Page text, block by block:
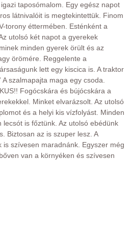
taposómalom. Egy egész napot
látnivalóit is megtekintettük. Finom
torony éttermében. Esténként a
utolsó két napot a gyerekek
minden gyerek örült és az
örömére. Reggelente a
lett egy kiscica is. A traktor
szalmapajta maga egy csoda.
Fogócskára és bújócskára a
Minket elvarázsolt. Az utolsó
és a helyi kis vízfolyást. Minden
is főztünk. Az utolsó ebédünk
Biztosan az is szuper lesz. A
szívesen maradnánk. Egyszer még
van a környéken és szívesen